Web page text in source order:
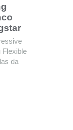
Flexible
da